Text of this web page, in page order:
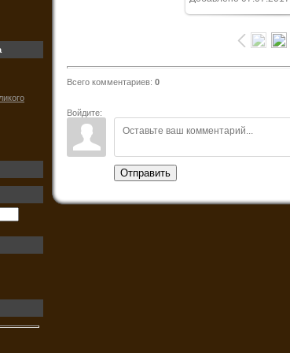
80.7Kb
Всего комментариев: 0
Войдите:
Отправить